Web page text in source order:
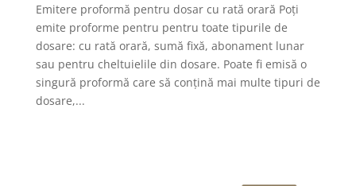
Emitere proformă pentru dosar cu rată orară Poți
emite proforme pentru pentru toate tipurile de
dosare: cu rată orară, sumă fixă, abonament lunar
sau pentru cheltuielile din dosare. Poate fi emisă o
singură proformă care să conțină mai multe tipuri de
dosare,...